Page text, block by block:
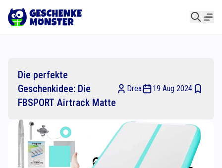
Die perfekte
Geschenkidee: Die
FBSPORT Airtrack Matte
Drea 19 Aug 2024